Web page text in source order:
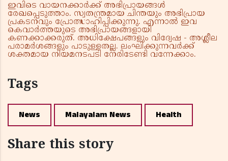
ഇവിടെ വായനക്കാർക്ക് അഭിപ്രായങ്ങൾ
രേഖപ്പെടുത്താം. സ്വതന്ത്രമായ ചിന്തയും അഭിപ്രായ
പ്രകടനവും പ്രോത്സാഹിപ്പിക്കുന്നു. എന്നാൽ ഇവ
കെവാർത്തയുടെ അഭിപ്രായങ്ങളായി
കണക്കാക്കരുത്. അധിക്ഷേപങ്ങളും വിദ്വേഷ - അശ്ലീല
പരാമർശങ്ങളും പാടുള്ളതല്ല. ലംഘിക്കുന്നവർക്ക്
ശക്തമായ നിയമനടപടി നേരിടേണ്ടി വന്നേക്കാം.
Tags
News Malayalam News Health
Share this story